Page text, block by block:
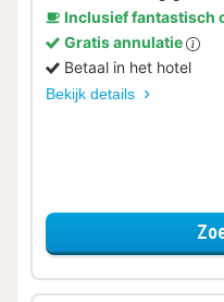
Inclusief fantastisch
Gratis annulatie
Betaal in het hotel
Bekijk details